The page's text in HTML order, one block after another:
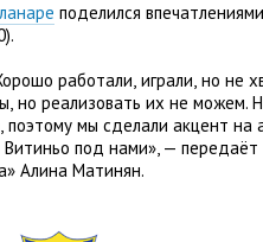
поделился
работали, играли, но не
, но реализовать их не можем.
, поэтому мы сделали акцент на
Витиньо под нами», —
Алина Матинян.